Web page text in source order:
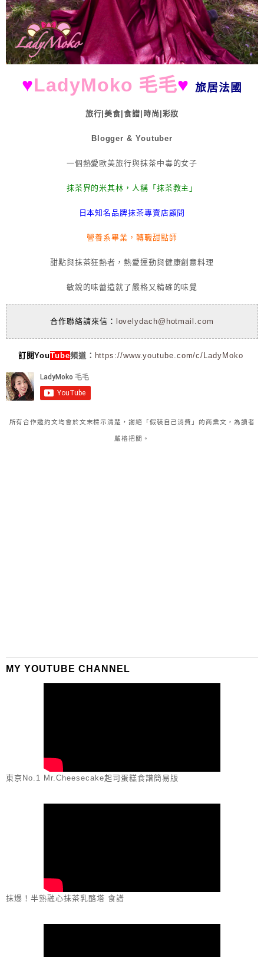
♥LadyMoko 毛毛♥ 旅居法國
旅行|美食|食譜|時尚|彩妝
Blogger & Youtuber
一個熱愛歐美旅行與抹茶中毒的女子
抹茶界的米其林，人稱「抹茶教主」
日本知名品牌抹茶專賣店顧問
營養系畢業，轉職甜點師
甜點與抹茶狂熱者，熱愛運動與健康創意料理
敏銳的味蕾造就了嚴格又精確的味覺
合作聯絡請來信： lovelydach@hotmail.com
訂閱YouTube頻道： https://www.youtube.com/c/LadyMoko
所有合作邀約文均會於文末標示清楚，謝絕「假裝自己消費」的商業文，為讀者
嚴格把關。
MY YOUTUBE CHANNEL
東京No.1 Mr.Cheesecake起司蛋糕食譜簡易版
抹爆！半熟融心抹茶乳酪塔 食譜